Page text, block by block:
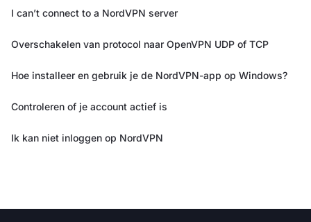
I can’t connect to a NordVPN server
Overschakelen van protocol naar OpenVPN UDP of TCP
Hoe installeer en gebruik je de NordVPN-app op Windows?
Controleren of je account actief is
Ik kan niet inloggen op NordVPN